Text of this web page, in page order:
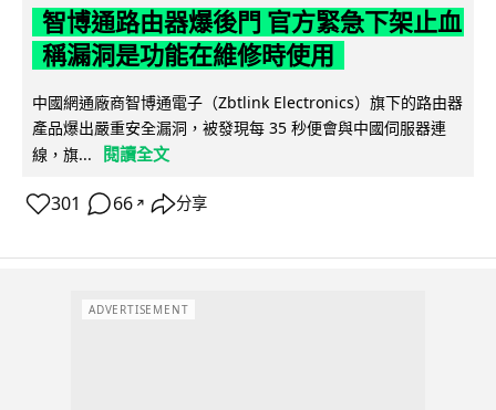
智博通路由器爆後門 官方緊急下架止血
稱漏洞是功能在維修時使用
中國網通廠商智博通電子（Zbtlink Electronics）旗下的路由器
產品爆出嚴重安全漏洞，被發現每 35 秒便會與中國伺服器連
線，旗...
閱讀全文
301 66 ↗ 分享
ADVERTISEMENT